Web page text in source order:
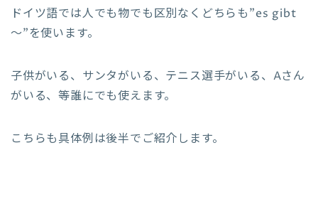
ドイツ語では人でも物でも区別なくどちらも”es gibt
～”を使います。
子供がいる、サンタがいる、テニス選手がいる、Aさん
がいる、等誰にでも使えます。
こちらも具体例は後半でご紹介します。